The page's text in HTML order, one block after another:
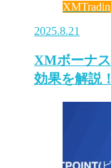
2025.8.21
XMボーナ
効果を解説